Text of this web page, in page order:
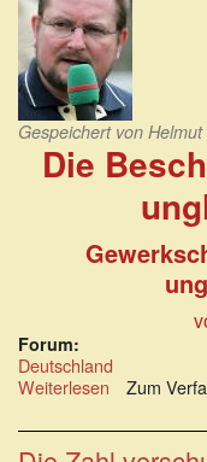
Gespeichert von
Die
Forum:
Deutschland
Weiterlesen über
malochen
Zum